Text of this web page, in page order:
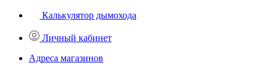
Калькулятор дымохода
Личный кабинет
Адреса магазинов